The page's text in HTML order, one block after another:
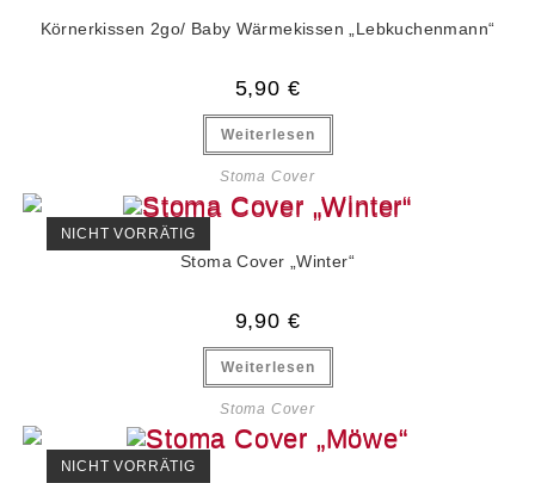
Körnerkissen 2go/ Baby Wärmekissen „Lebkuchenmann“
5,90 €
Weiterlesen
Stoma Cover
NICHT VORRÄTIG
Stoma Cover „Winter“
9,90 €
Weiterlesen
Stoma Cover
NICHT VORRÄTIG